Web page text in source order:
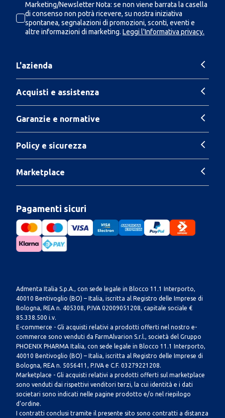
Marketing/Newsletter Nota: se non viene barrata la casella
di consenso non potrà ricevere, su nostra iniziativa
spontanea, segnalazioni di promozioni, sconti, eventi e
altre informazioni di marketing. Leggi l'Informativa privacy.
L'azienda
Acquisti e assistenza
Garanzie e normative
Policy e sicurezza
Marketplace
Pagamenti sicuri
Admenta Italia S.p.A., con sede legale in Blocco 11.1 Interporto,
40010 Bentivoglio (BO) – Italia, iscritta al Registro delle Imprese di
Bologna, REA n. 405308, P.IVA 02009051208, capitale sociale €
85.338.500 i.v.
E-commerce - Gli acquisti relativi a prodotti offerti nel nostro e-
commerce sono venduti da FarmAlvarion S.r.l., società del Gruppo
PHOENIX PHARMA Italia, con sede legale in Blocco 11.1 Interporto,
40010 Bentivoglio (BO) – Italia, iscritta al Registro delle Imprese di
Bologna, REA n. 5056411, P.IVA e C.F. 03279221208.
Marketplace - Gli acquisti relativi a prodotti offerti sul marketplace
sono venduti dai rispettivi venditori terzi, la cui identità e i dati
societari sono indicati nelle pagine prodotto e/o nel riepilogo
d’ordine.
I contratti conclusi tramite il presente sito sono contratti a distanza